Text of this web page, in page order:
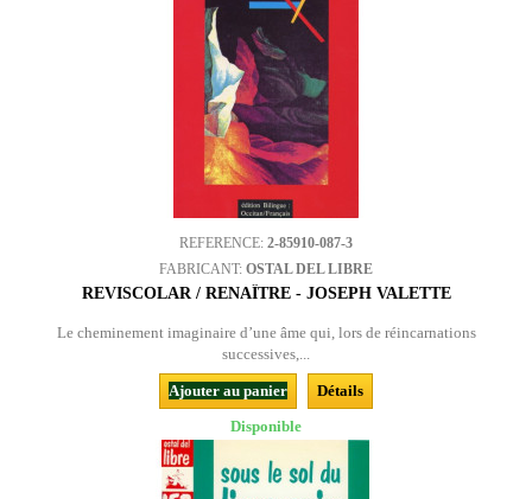
REFERENCE: 2-85910-087-3
FABRICANT: OSTAL DEL LIBRE
REVISCOLAR / RENAÎTRE - JOSEPH VALETTE
Le cheminement imaginaire d’une âme qui, lors de réincarnations
successives,...
Ajouter au panier
Détails
Disponible